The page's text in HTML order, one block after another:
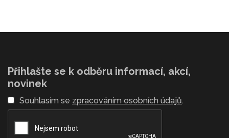
Přihlašte se k odběru informací, akcí,
novinek
Souhlasím se zpracováním osobních údajů.